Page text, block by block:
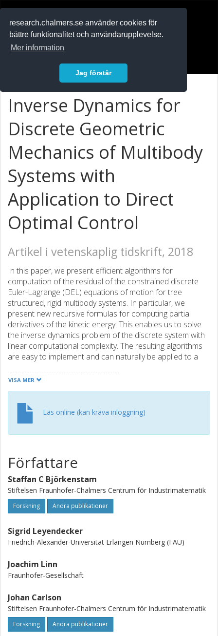
research.chalmers.se använder cookies för
bättre funktionalitet och användarupplevelse.
Mer information
Jag förstår
Inverse Dynamics for
Discrete Geometric
Mechanics of Multibody
Systems with
Application to Direct
Optimal Control
Artikel i vetenskaplig tidskrift, 2018
In this paper, we present efficient algorithms for
computation of the residual of the constrained discrete
Euler-Lagrange (DEL) equations of motion for tree
structured, rigid multibody systems. In particular, we
present new recursive formulas for computing partial
derivatives of the kinetic energy. This enables us to solve
the inverse dynamics problem of the discrete system with
linear computational complexity. The resulting algorithms
are easy to implement and can naturally be applied to a
constraints on the coordinates by means of Lagrange
multipliers. A comparison is made with an existing software
computational efficiency. Our interest in inverse dynamics
is primarily to apply direct transcription optimal control
methods to multibody systems. As an example application,
we present detailed descriptions of several common
joints, in particular singularity-free models of the spherical
joint and the rigid body joint, using the Lie groups of unit
quaternions and unit dual quaternions, respectively.
VISA MER
Läs online (kan kräva inloggning)
Författare
Staffan C Björkenstam
Stiftelsen Fraunhofer-Chalmers Centrum för Industrimatematik
Forskning Andra publikationer
Sigrid Leyendecker
Friedrich-Alexander-Universität Erlangen Nurnberg (FAU)
Joachim Linn
Fraunhofer-Gesellschaft
Johan Carlson
Stiftelsen Fraunhofer-Chalmers Centrum för Industrimatematik
Forskning Andra publikationer